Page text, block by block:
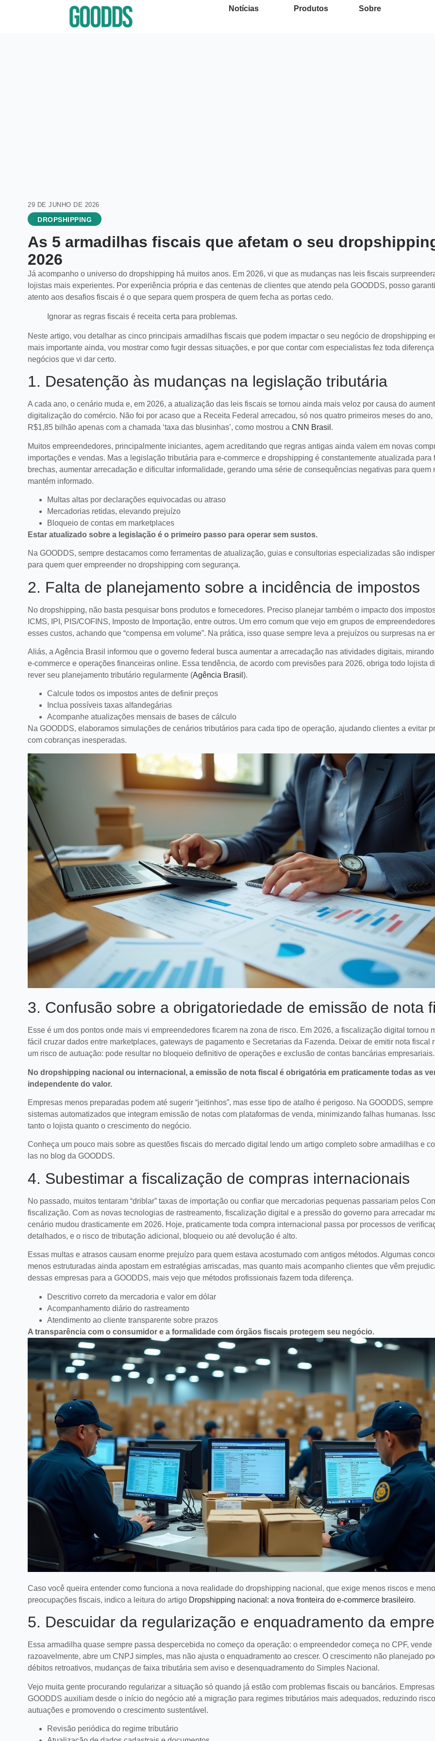
Notícias Produtos Sobre
29 DE JUNHO DE 2026
DROPSHIPPING
As 5 armadilhas fiscais que afetam o seu
2026
Já acompanho o universo do dropshipping há muitos anos. Em 2026, vi que as mudanças nas leis fiscais
lojistas mais experientes. Por experiência própria e das centenas de clientes que atendo pela GOODDS, posso
atento aos desafios fiscais é o que separa quem prospera de quem fecha as portas cedo.
Ignorar as regras fiscais é receita certa para problemas.
Neste artigo, vou detalhar as cinco principais armadilhas fiscais que podem impactar o seu negócio de dropshipping
mais importante ainda, vou mostrar como fugir dessas situações, e por que contar com especialistas fez toda
negócios que vi dar certo.
1. Desatenção às mudanças na legislação tributária
A cada ano, o cenário muda e, em 2026, a atualização das leis fiscais se tornou ainda mais veloz por causa do
digitalização do comércio. Não foi por acaso que a Receita Federal arrecadou, só nos quatro primeiros meses do ano,
R$1,85 bilhão apenas com a chamada ‘taxa das blusinhas’, como mostrou a CNN Brasil .
Muitos empreendedores, principalmente iniciantes, agem acreditando que regras antigas ainda valem em novas
importações e vendas. Mas a legislação tributária para e-commerce e dropshipping é constantemente atualizada para
brechas, aumentar arrecadação e dificultar informalidade, gerando uma série de consequências negativas para quem
mantém informado.
Multas altas por declarações equivocadas ou atraso
Mercadorias retidas, elevando prejuízo
Bloqueio de contas em marketplaces
Estar atualizado sobre a legislação é o primeiro passo para operar sem sustos.
Na GOODDS, sempre destacamos como ferramentas de atualização, guias e consultorias especializadas são
para quem quer empreender no dropshipping com segurança.
2. Falta de planejamento sobre a incidência de impostos
No dropshipping, não basta pesquisar bons produtos e fornecedores. Preciso planejar também o impacto dos
ICMS, IPI, PIS/COFINS, Imposto de Importação, entre outros. Um erro comum que vejo em grupos de
esses custos, achando que “compensa em volume”. Na prática, isso quase sempre leva a prejuízos ou surpresas na
Aliás, a Agência Brasil informou que o governo federal busca aumentar a arrecadação nas atividades digitais,
e-commerce e operações financeiras online. Essa tendência, de acordo com previsões para 2026, obriga todo lojista
rever seu planejamento tributário regularmente (Agência Brasil ).
Calcule todos os impostos antes de definir preços
Inclua possíveis taxas alfandegárias
Acompanhe atualizações mensais de bases de cálculo
Na GOODDS, elaboramos simulações de cenários tributários para cada tipo de operação, ajudando clientes a evitar
com cobranças inesperadas.
3. Confusão sobre a obrigatoriedade de emissão de nota
Esse é um dos pontos onde mais vi empreendedores ficarem na zona de risco. Em 2026, a fiscalização digital tornou
fácil cruzar dados entre marketplaces, gateways de pagamento e Secretarias da Fazenda. Deixar de emitir nota fiscal
um risco de autuação: pode resultar no bloqueio definitivo de operações e exclusão de contas bancárias empresariais.
No dropshipping nacional ou internacional, a emissão de nota fiscal é obrigatória em praticamente todas as
independente do valor.
Empresas menos preparadas podem até sugerir “jeitinhos”, mas esse tipo de atalho é perigoso. Na GOODDS,
sistemas automatizados que integram emissão de notas com plataformas de venda, minimizando falhas humanas.
tanto o lojista quanto o crescimento do negócio.
Conheça um pouco mais sobre as questões fiscais do mercado digital lendo um artigo completo sobre armadilhas e
las no blog da GOODDS.
4. Subestimar a fiscalização de compras internacionais
No passado, muitos tentaram “driblar” taxas de importação ou confiar que mercadorias pequenas passariam pelos
fiscalização. Com as novas tecnologias de rastreamento, fiscalização digital e a pressão do governo para arrecadar
cenário mudou drasticamente em 2026. Hoje, praticamente toda compra internacional passa por processos de
detalhados, e o risco de tributação adicional, bloqueio ou até devolução é alto.
Essas multas e atrasos causam enorme prejuízo para quem estava acostumado com antigos métodos. Algumas
menos estruturadas ainda apostam em estratégias arriscadas, mas quanto mais acompanho clientes que vêm
dessas empresas para a GOODDS, mais vejo que métodos profissionais fazem toda diferença.
Descritivo correto da mercadoria e valor em dólar
Acompanhamento diário do rastreamento
Atendimento ao cliente transparente sobre prazos
A transparência com o consumidor e a formalidade com órgãos fiscais protegem seu negócio.
Caso você queira entender como funciona a nova realidade do dropshipping nacional, que exige menos riscos e
preocupações fiscais, indico a leitura do artigo Dropshipping nacional: a nova fronteira do e-commerce brasileiro.
5. Descuidar da regularização e enquadramento da
Essa armadilha quase sempre passa despercebida no começo da operação: o empreendedor começa no CPF, vende
razoavelmente, abre um CNPJ simples, mas não ajusta o enquadramento ao crescer. O crescimento não planejado
débitos retroativos, mudanças de faixa tributária sem aviso e desenquadramento do Simples Nacional.
Vejo muita gente procurando regularizar a situação só quando já estão com problemas fiscais ou bancários.
GOODDS auxiliam desde o início do negócio até a migração para regimes tributários mais adequados, reduzindo
autuações e promovendo o crescimento sustentável.
Revisão periódica do regime tributário
Chat de voz é tendência
para aumentar o ticket
médio online
Descubra como o chat de voz pode
aumentar o ticket médio e melhorar a
commerce.
LEIA MAIS
6 sinais de que sua
operação de dropshipping
precisa de um upgrade
Identifique falhas em processos,
logística e marketing para aprimorar
aumentar vendas.
LEIA MAIS